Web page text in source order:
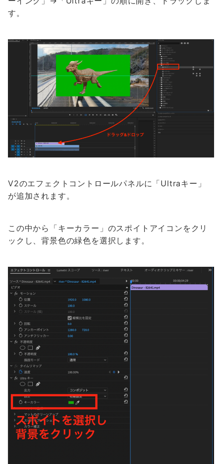
す。
V2のエフェクトコントロールパネルに「Ultraキー」
が追加されます。
この中から「キーカラー」のスポイトアイコンをクリ
ックし、背景色の緑色を選択します。